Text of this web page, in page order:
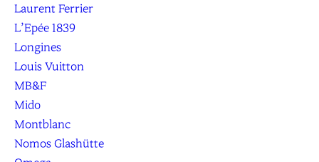
Laurent Ferrier
L’Epée 1839
Longines
Louis Vuitton
MB&F
Mido
Montblanc
Nomos Glashütte